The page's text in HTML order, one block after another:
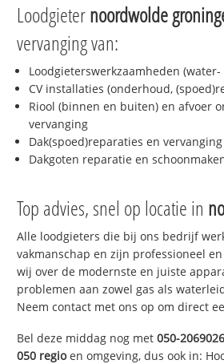
Loodgieternoordwolde
vervanging van:
Loodgieterswerkzaamheden
CV installaties (onderhoud,
Riool (binnen en buiten) en afvoer
vervanging
Dak(spoed)reparaties en
Dakgoten reparatie en
Top advies, snel op locatie in
Alle loodgieters die bij ons bedrijf
vakmanschap en zijn professioneel
wij over de modernste en juiste
problemen aan zowel gas als
Neem contact met ons op om direct
Bel deze middag nog met 050-2069026
050 regioen omgeving, dus ook in: